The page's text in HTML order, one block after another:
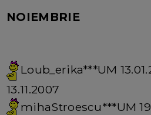
NOIEMBRIE
Loub_erika***UM
13.11.2007
mihaStroescu***UM